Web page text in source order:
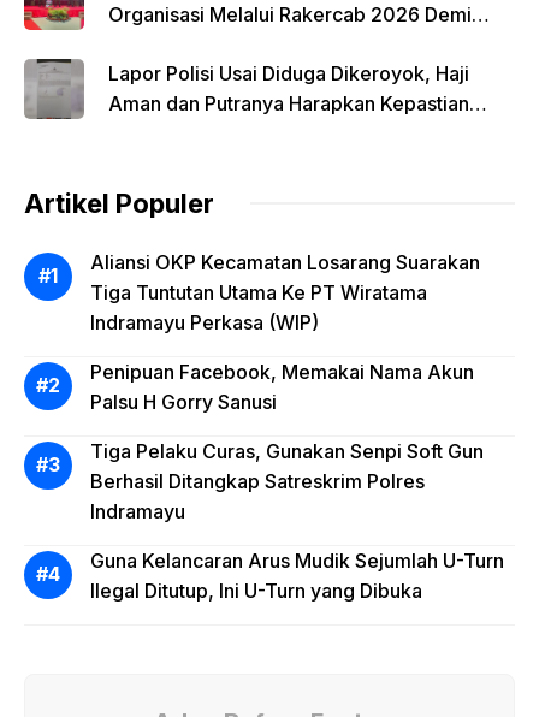
Organisasi Melalui Rakercab 2026 Demi
Lapor Polisi Usai Diduga Dikeroyok, Haji
Aman dan Putranya Harapkan Kepastian
Artikel Populer
Aliansi OKP Kecamatan Losarang Suarakan
Tiga Tuntutan Utama Ke PT Wiratama
Indramayu Perkasa (WIP)
Penipuan Facebook, Memakai Nama Akun
Palsu H Gorry Sanusi
Tiga Pelaku Curas, Gunakan Senpi Soft Gun
Berhasil Ditangkap Satreskrim Polres
Indramayu
Guna Kelancaran Arus Mudik Sejumlah U-Turn
Ilegal Ditutup, Ini U-Turn yang Dibuka